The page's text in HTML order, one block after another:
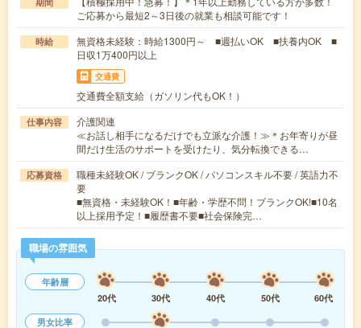
ご応募から最短2～3日後の就業も相談可能です！
時給
無資格未経験：時給1300円～ ■週払いOK ■扶養内OK ■
日収1万400円以上
交通費
交通費全額支給（ガソリン代もOK！）
仕事内容
介護関連
≪お話し相手になるだけでも立派な介護！≫＊お年寄りが昼
間だけ生活のサポートを受けたり、気分転換できる…
応募資格
職種未経験OK / ブランクOK / パソコンスキル不要 / 英語力不
要
■無資格・未経験OK！■年齢・学歴不問！ブランクOK!■10名
以上採用予定！■履歴書不要■社会保険完…
職場の雰囲気
年齢層
20代
30代 40代 50代
60代
男女比率